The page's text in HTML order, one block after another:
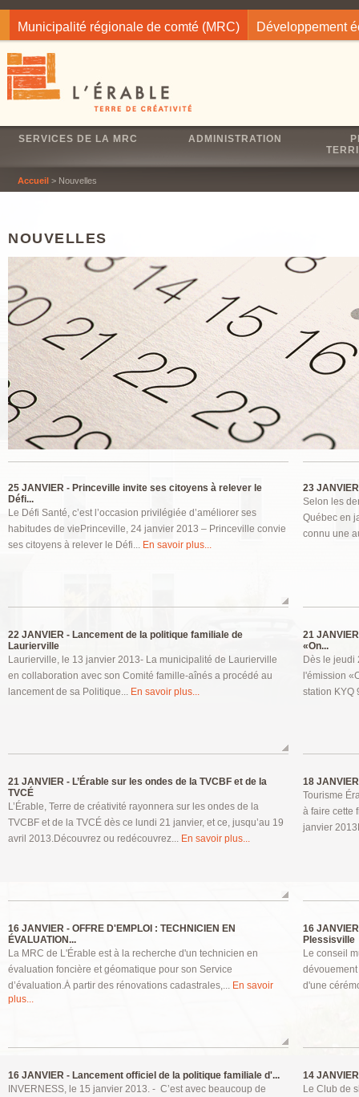
Municipalité régionale de comté (MRC) Développement
SERVICES DE LA MRC ADMINISTRATION
Accueil > Nouvelles
NOUVELLES
25 JANVIER - Princeville invite ses citoyens à relever le
Défi...
Le Défi Santé, c’est l’occasion privilégiée d’améliorer ses
habitudes de viePrinceville, 24 janvier 2013 – Princeville convie
ses citoyens à relever le Défi... En savoir plus...
23
Selon les
Québec en
connu une
22 JANVIER - Lancement de la politique familiale de
Laurierville
Laurierville, le 13 janvier 2013- La municipalité de Laurierville
en collaboration avec son Comité famille-aînés a procédé au
lancement de sa Politique... En savoir plus...
21
«On...
Dès le jeudi
l'émission
station KYQ
21 JANVIER - L’Érable sur les ondes de la TVCBF et de la
TVCÉ
L’Érable, Terre de créativité rayonnera sur les ondes de la
TVCBF et de la TVCÉ dès ce lundi 21 janvier, et ce, jusqu’au 19
avril 2013.Découvrez ou redécouvrez... En savoir plus...
18
Tourisme
à faire cette
janvier
16 JANVIER - OFFRE D'EMPLOI : TECHNICIEN EN
ÉVALUATION...
La MRC de L'Érable est à la recherche d'un technicien en
évaluation foncière et géomatique pour son Service
d’évaluation.Ȧ partir des rénovations cadastrales,... En savoir
plus...
16
Plessisville
Le conseil
d'une
16 JANVIER - Lancement officiel de la politique familiale d'...
INVERNESS, le 15 janvier 2013. - C’est avec beaucoup de
14
Le Club de
Pages